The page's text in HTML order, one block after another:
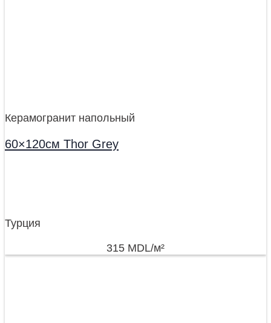
Керамогранит напольный
60×120см Thor Grey
Турция
315 MDL/м²